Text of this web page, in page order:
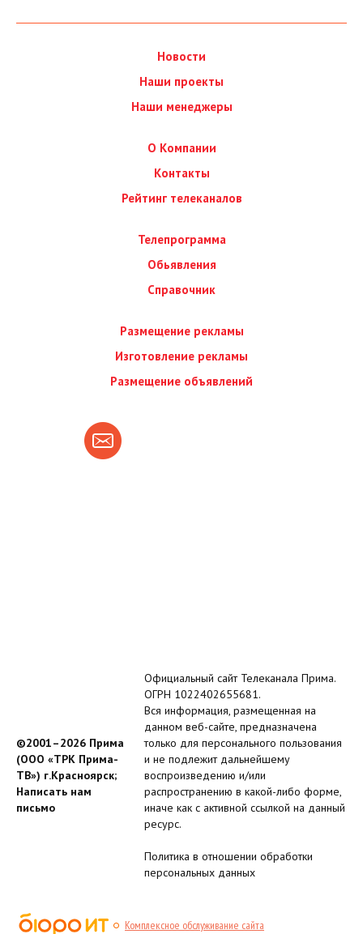
Новости
Наши проекты
Наши менеджеры
О Компании
Контакты
Рейтинг телеканалов
Телепрограмма
Обьявления
Справочник
Размещение рекламы
Изготовление рекламы
Размещение объявлений
©2001–2026 Прима
(ООО «ТРК Прима-
ТВ») г.Красноярск;
Написать нам
письмо
Официальный сайт Телеканала Прима.
ОГРН 1022402655681.
Вся информация, размещенная на
данном веб-сайте, предназначена
только для персонального пользования
и не подлежит дальнейшему
воспроизведению и/или
распространению в какой-либо форме,
иначе как с активной ссылкой на данный
ресурс.
Политика в отношении обработки
персональных данных
Комплексное обслуживание сайта